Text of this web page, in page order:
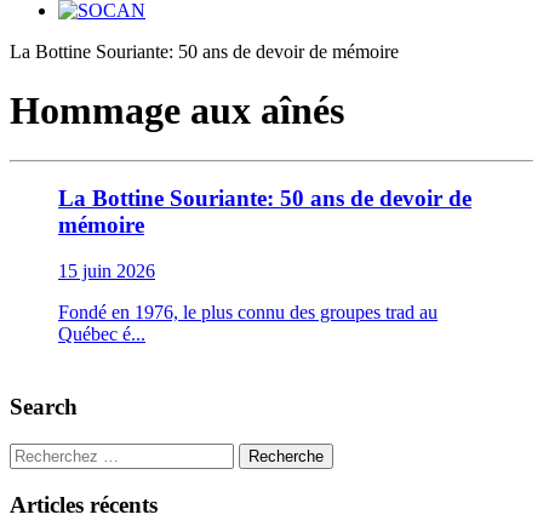
La Bottine Souriante: 50 ans de devoir de mémoire
Hommage aux aînés
La Bottine Souriante: 50 ans de devoir de
mémoire
15 juin 2026
Fondé en 1976, le plus connu des groupes trad au
Québec é...
Search
Recherche
Articles récents